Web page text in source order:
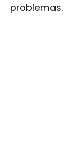
problemas.